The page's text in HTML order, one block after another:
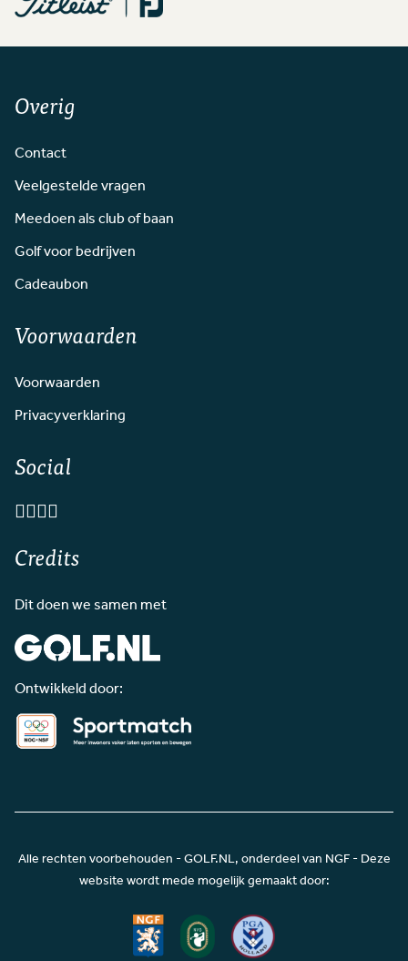
Overig
Contact
Veelgestelde vragen
Meedoen als club of baan
Golf voor bedrijven
Cadeaubon
Voorwaarden
Voorwaarden
Privacyverklaring
Social
Credits
Dit doen we samen met
Ontwikkeld door:
Alle rechten voorbehouden - GOLF.NL, onderdeel van NGF - Deze
website wordt mede mogelijk gemaakt door: